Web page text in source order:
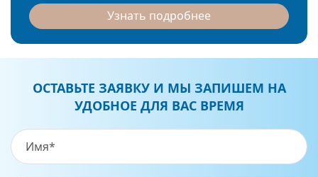
Узнать подробнее
ОСТАВЬТЕ ЗАЯВКУ И МЫ ЗАПИШЕМ НА
УДОБНОЕ ДЛЯ ВАС ВРЕМЯ